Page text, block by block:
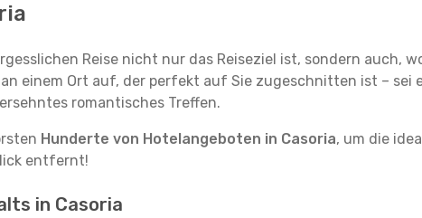
Reise nicht nur das Reiseziel ist, sondern auch,
einem Ort auf, der perfekt auf Sie zugeschnitten ist – sei
romantisches Treffen.
Hunderte von Hotelangeboten in Casoria, um die
entfernt!
in Casoria